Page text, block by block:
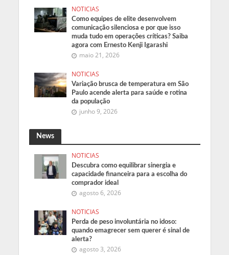
NOTICIAS
Como equipes de elite desenvolvem
comunicação silenciosa e por que isso
muda tudo em operações críticas? Saiba
agora com Ernesto Kenji Igarashi
maio 21, 2026
NOTICIAS
Variação brusca de temperatura em São
Paulo acende alerta para saúde e rotina
da população
junho 9, 2026
News
NOTICIAS
Descubra como equilibrar sinergia e
capacidade financeira para a escolha do
comprador ideal
agosto 6, 2026
NOTICIAS
Perda de peso involuntária no idoso:
quando emagrecer sem querer é sinal de
alerta?
agosto 3, 2026